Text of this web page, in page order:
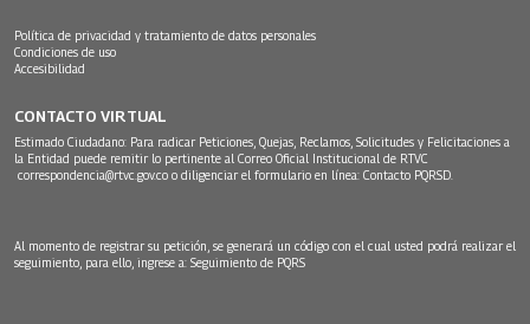
Política de privacidad y tratamiento de datos personales
Condiciones de uso
Accesibilidad
CONTACTO VIRTUAL
Estimado Ciudadano: Para radicar Peticiones, Quejas, Reclamos, Solicitudes y Felicitaciones a
la Entidad puede remitir lo pertinente al Correo Oficial Institucional de RTVC
correspondencia@rtvc.gov.co o diligenciar el formulario en línea: Contacto PQRSD.
Al momento de registrar su petición, se generará un código con el cual usted podrá realizar el
seguimiento, para ello, ingrese a: Seguimiento de PQRS